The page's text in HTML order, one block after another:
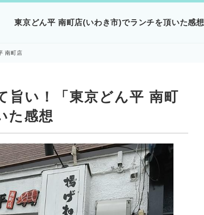
東京どん平 南町店(いわき市)でランチを頂いた感想
南町店
旨い！「東京どん平 南町
た感想